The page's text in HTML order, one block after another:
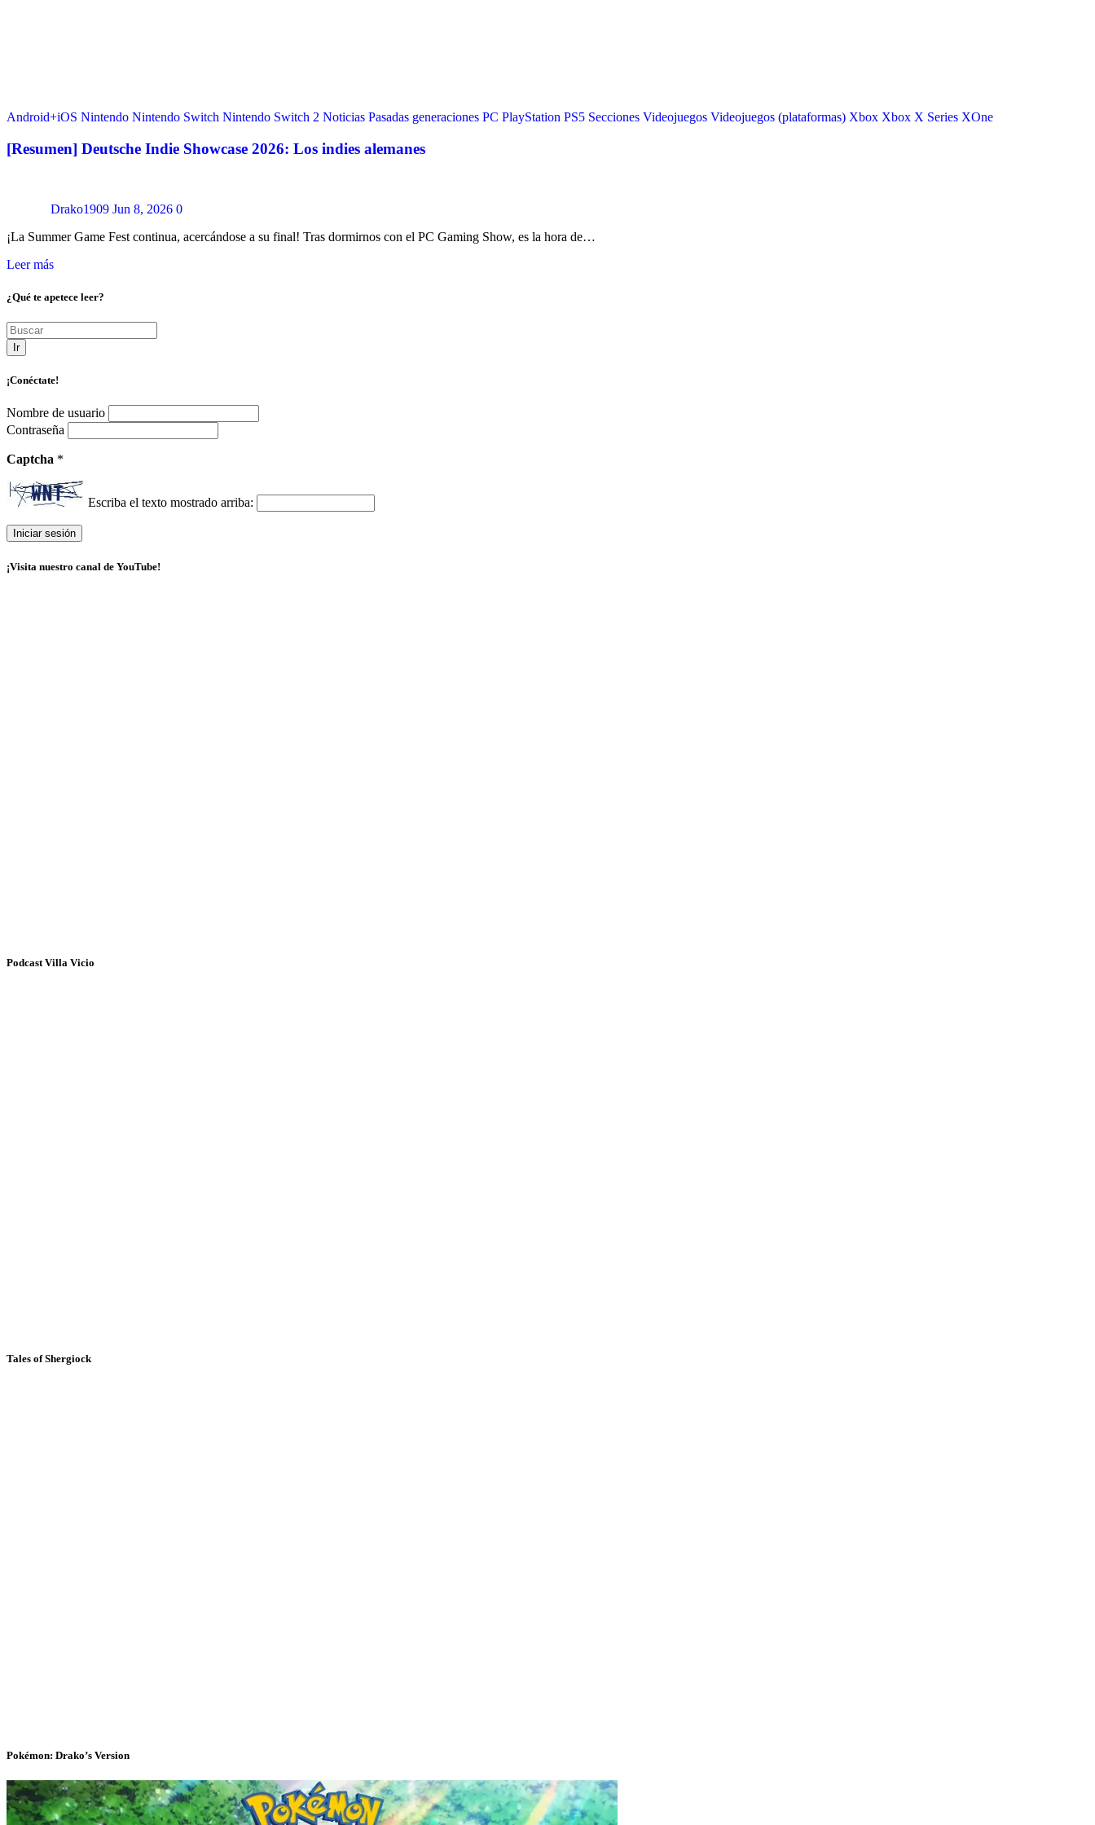
Android+iOS Nintendo Nintendo Switch Nintendo Switch 2 Noticias Pasadas generaciones PC PlayStation PS5 Secciones Videojuegos Videojuegos (plataformas) Xbox Xbox X Series XOne
[Resumen] Deutsche Indie Showcase 2026: Los indies alemanes
Drako1909 Jun 8, 2026 0
¡La Summer Game Fest continua, acercándose a su final! Tras dormirnos con el PC Gaming Show, es la hora de…
Leer más
¿Qué te apetece leer?
Ir
¡Conéctate!
Nombre de usuario
Contraseña
Captcha *
Escriba el texto mostrado arriba:
¡Visita nuestro canal de YouTube!
Podcast Villa Vicio
Tales of Shergiock
Pokémon: Drako’s Version